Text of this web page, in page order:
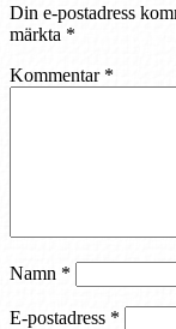
Din e-postadress
märkta *
Kommentar *
Namn *
E-postadress *